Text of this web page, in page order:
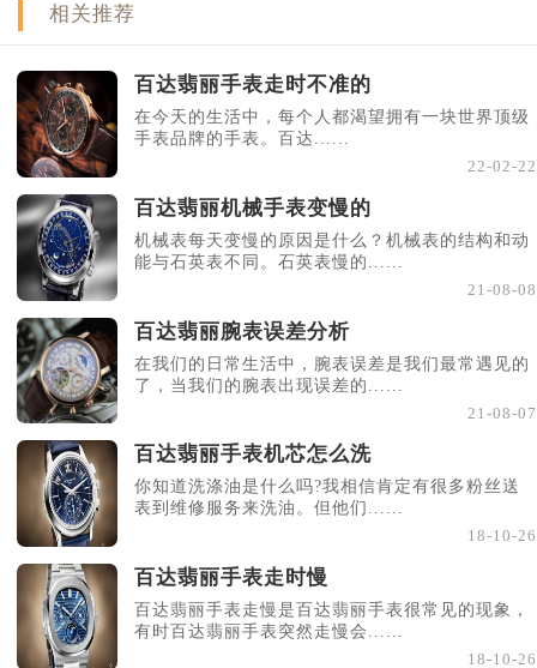
相关推荐
百达翡丽手表走时不准的
在今天的生活中，每个人都渴望拥有一块世界顶级
手表品牌的手表。百达......
22-02-22
百达翡丽机械手表变慢的
机械表每天变慢的原因是什么？机械表的结构和动
能与石英表不同。石英表慢的......
21-08-08
百达翡丽腕表误差分析
在我们的日常生活中，腕表误差是我们最常遇见的
了，当我们的腕表出现误差的......
21-08-07
百达翡丽手表机芯怎么洗
你知道洗涤油是什么吗?我相信肯定有很多粉丝送
表到维修服务来洗油。但他们......
18-10-26
百达翡丽手表走时慢
百达翡丽手表走慢是百达翡丽手表很常见的现象，
有时百达翡丽手表突然走慢会......
18-10-26